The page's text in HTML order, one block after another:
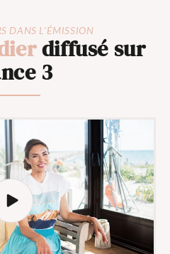
DANS L'ÉMISSION
diffusé sur
3